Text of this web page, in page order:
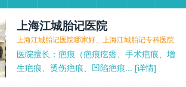
上海江城胎记医院
上海江城胎记医院哪家好、上海江城胎记专科医院
医院擅长：疤痕（疤痕疙瘩、手术疤痕、增
生疤痕、烫伤疤痕、凹陷疤痕...
[详情]